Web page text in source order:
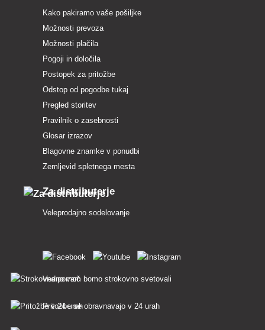
Kako pakiramo vaše pošiljke
Možnosti prevoza
Možnosti plačila
Pogoji in določila
Postopek za pritožbe
Odstop od pogodbe tukaj
Pregled storitev
Pravilnik o zasebnosti
Glosar izrazov
Blagovne znamke v ponudbi
Zemljevid spletnega mesta
Za distributerje
Veleprodajno sodelovanje
Vedno vam bomo strokovno svetovali
Pritožbe se obravnavajo v 24 urah